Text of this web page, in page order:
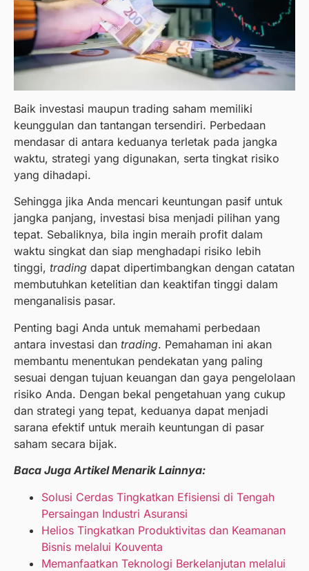
Baik investasi maupun trading saham memiliki
keunggulan dan tantangan tersendiri. Perbedaan
mendasar di antara keduanya terletak pada jangka
waktu, strategi yang digunakan, serta tingkat risiko
yang dihadapi.
Sehingga jika Anda mencari keuntungan pasif untuk
jangka panjang, investasi bisa menjadi pilihan yang
tepat. Sebaliknya, bila ingin meraih profit dalam
waktu singkat dan siap menghadapi risiko lebih
tinggi, trading dapat dipertimbangkan dengan catatan
membutuhkan ketelitian dan keaktifan tinggi dalam
menganalisis pasar.
Penting bagi Anda untuk memahami perbedaan
antara investasi dan trading. Pemahaman ini akan
membantu menentukan pendekatan yang paling
sesuai dengan tujuan keuangan dan gaya pengelolaan
risiko Anda. Dengan bekal pengetahuan yang cukup
dan strategi yang tepat, keduanya dapat menjadi
sarana efektif untuk meraih keuntungan di pasar
saham secara bijak.
Baca Juga Artikel Menarik Lainnya:
Solusi Cerdas Tingkatkan Efisiensi di Tengah
Persaingan Industri Asuransi
Helios Tingkatkan Produktivitas dan Keamanan
Bisnis melalui Kouventa
Memanfaatkan Teknologi Berkelanjutan melalui